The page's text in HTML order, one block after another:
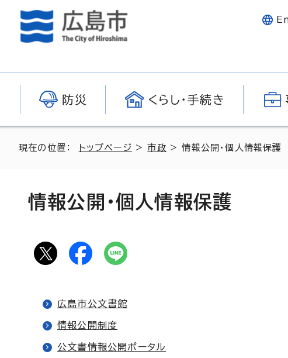
防災 くらし・手続き
現在の位置： トップページ >市政 > 情報公開・個人情報保護
情報公開・個人情報保護
広島市公文書館
情報公開制度
公文書情報公開ポータル